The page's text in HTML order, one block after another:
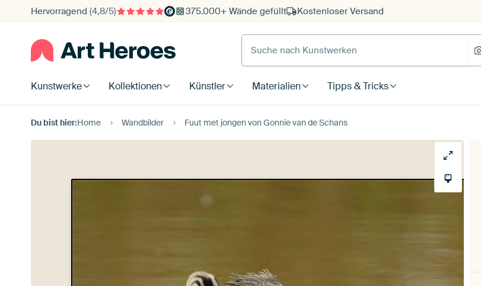
Hervorragend (4,8/5) 375.000+ Wände gefüllt Kostenloser Versand
Suche nach Kunstwerken
Kunstwerke Kollektionen Künstler Materialien Tipps & Tricks
Du bist hier:Home Wandbilder Fuut met jongen von Gonnie van de Schans